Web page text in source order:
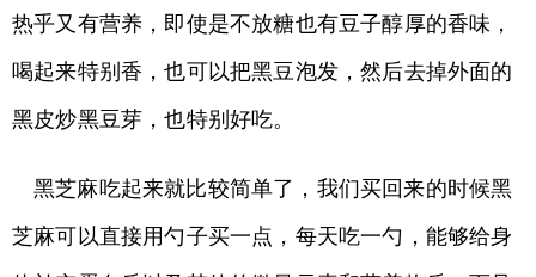
热乎又有营养，即使是不放糖也有豆子醇厚的香味，
喝起来特别香，也可以把黑豆泡发，然后去掉外面的
黑皮炒黑豆芽，也特别好吃。
黑芝麻吃起来就比较简单了，我们买回来的时候黑
芝麻可以直接用勺子买一点，每天吃一勺，能够给身